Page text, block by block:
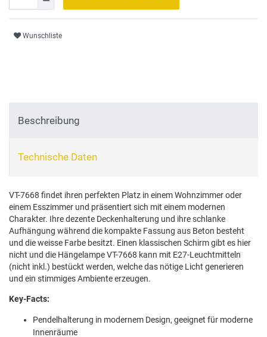
Wunschliste
Beschreibung
Technische Daten
VT-7668 findet ihren perfekten Platz in einem Wohnzimmer oder
einem Esszimmer und präsentiert sich mit einem modernen
Charakter. Ihre dezente Deckenhalterung und ihre schlanke
Aufhängung während die kompakte Fassung aus Beton besteht
und die weisse Farbe besitzt. Einen klassischen Schirm gibt es hier
nicht und die Hängelampe VT-7668 kann mit E27-Leuchtmitteln
(nicht inkl.) bestückt werden, welche das nötige Licht generieren
und ein stimmiges Ambiente erzeugen.
Key-Facts:
Pendelhalterung in modernem Design, geeignet für moderne
Innenräume